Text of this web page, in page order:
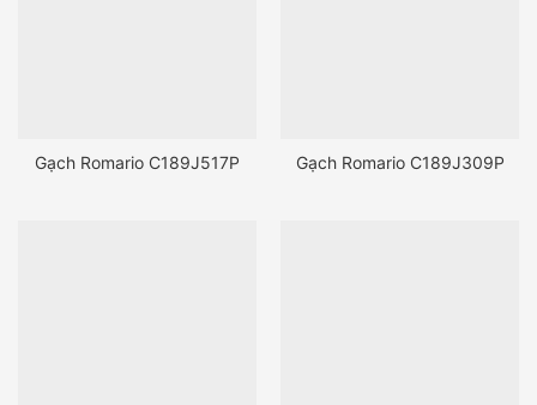
Gạch Romario C189J517P Gạch Romario C189J309P